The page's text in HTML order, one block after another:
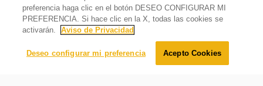
26,098.00
$19,999.00 Oferta23%
Agregar al carrito
preferencia haga clic en el botón DESEO CONFIGURAR MI
PREFERENCIA. Si hace clic en la X, todas las cookies se
activarán.
Aviso de Privacidad
Deseo configurar mi preferencia Acepto Cookies